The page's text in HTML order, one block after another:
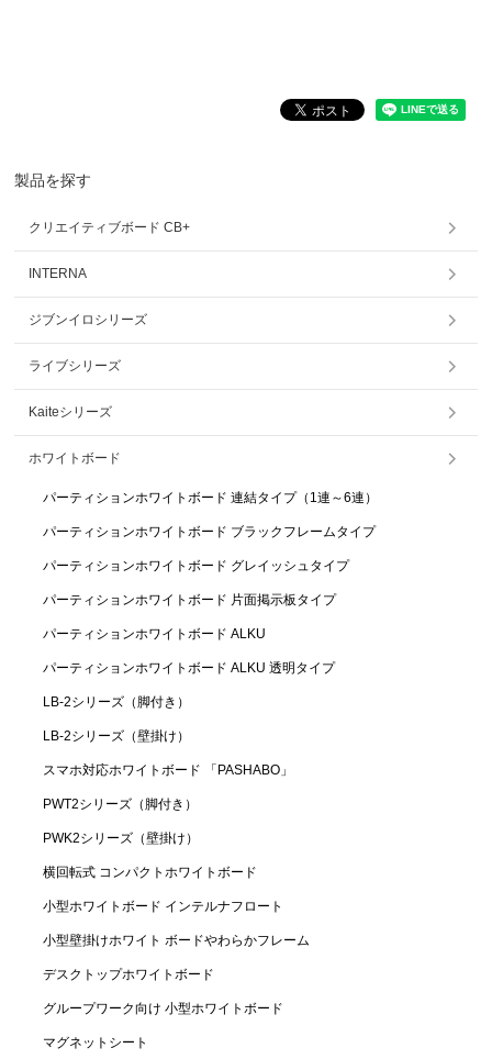
製品を探す
クリエイティブボード CB+
INTERNA
ジブンイロシリーズ
ライブシリーズ
Kaiteシリーズ
ホワイトボード
パーティションホワイトボード 連結タイプ（1連～6連）
パーティションホワイトボード ブラックフレームタイプ
パーティションホワイトボード グレイッシュタイプ
パーティションホワイトボード 片面掲示板タイプ
パーティションホワイトボード ALKU
パーティションホワイトボード ALKU 透明タイプ
LB-2シリーズ（脚付き）
LB-2シリーズ（壁掛け）
スマホ対応ホワイトボード 「PASHABO」
PWT2シリーズ（脚付き）
PWK2シリーズ（壁掛け）
横回転式 コンパクトホワイトボード
小型ホワイトボード インテルナフロート
小型壁掛けホワイト ボードやわらかフレーム
デスクトップホワイトボード
グループワーク向け 小型ホワイトボード
マグネットシート